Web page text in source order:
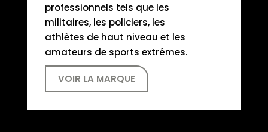
professionnels tels que les
militaires, les policiers, les
athlètes de haut niveau et les
amateurs de sports extrêmes.
VOIR LA MARQUE